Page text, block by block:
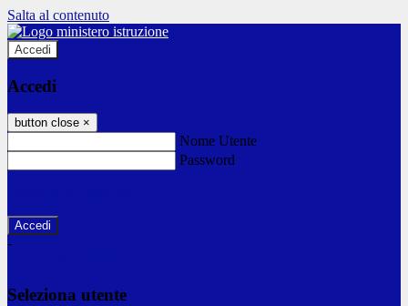
Salta al contenuto
Accedi
Accedi
button close ×
Nome Utente
Password
-
Seleziona utente